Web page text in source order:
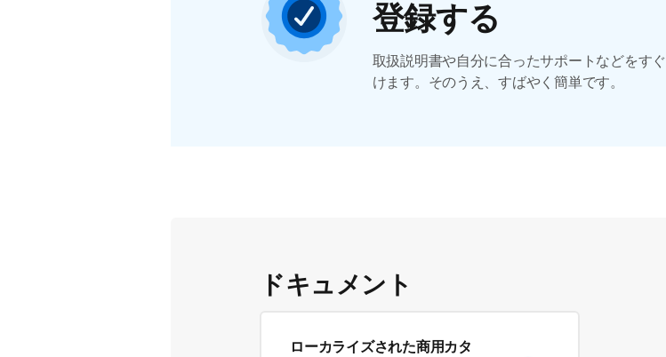
登録する
取扱説明書や自分に合ったサポートなどをす
けます。そのうえ、すばやく簡単です。
ドキュメント
ローカライズされた商用カタ